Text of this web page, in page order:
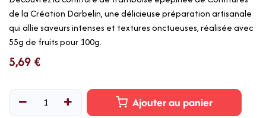
de la Création Darbelin, une délicieuse préparation artisanale
qui allie saveurs intenses et textures onctueuses, réalisée avec
55g de fruits pour 100g.
5,69 €
Ajouter au panier